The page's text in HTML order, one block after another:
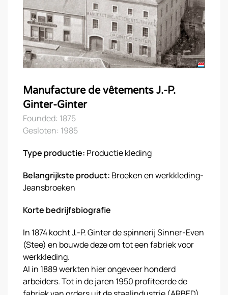
Manufacture de vêtements J.-P.
Ginter-Ginter
Founded: 1875
Gesloten: 1985
Type productie: Productie kleding
Belangrijkste product: Broeken en werkkleding-
Jeansbroeken
Korte bedrijfsbiografie
In 1874 kocht J.-P. Ginter de spinnerij Sinner-Even
(Stee) en bouwde deze om tot een fabriek voor
werkkleding.
Al in 1889 werkten hier ongeveer honderd
arbeiders. Tot in de jaren 1950 profiteerde de